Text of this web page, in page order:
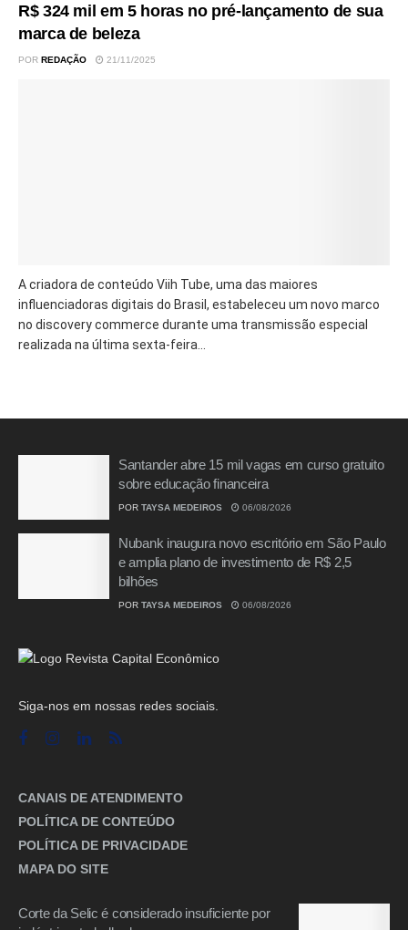
R$ 324 mil em 5 horas no pré-lançamento de sua
marca de beleza
POR REDAÇÃO 21/11/2025
A criadora de conteúdo Viih Tube, uma das maiores
influenciadoras digitais do Brasil, estabeleceu um novo marco
no discovery commerce durante uma transmissão especial
realizada na última sexta-feira...
Santander abre 15 mil vagas em curso gratuito
sobre educação financeira
POR TAYSA MEDEIROS 06/08/2026
Nubank inaugura novo escritório em São Paulo
e amplia plano de investimento de R$ 2,5
bilhões
POR TAYSA MEDEIROS 06/08/2026
Siga-nos em nossas redes sociais.
CANAIS DE ATENDIMENTO
POLÍTICA DE CONTEÚDO
POLÍTICA DE PRIVACIDADE
MAPA DO SITE
Corte da Selic é considerado insuficiente por